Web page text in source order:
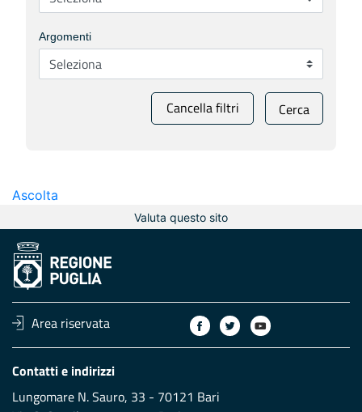
Argomenti
Cancella filtri Cerca
Ascolta
Valuta questo sito
Area riservata
Contatti e indirizzi
Lungomare N. Sauro, 33 - 70121 Bari